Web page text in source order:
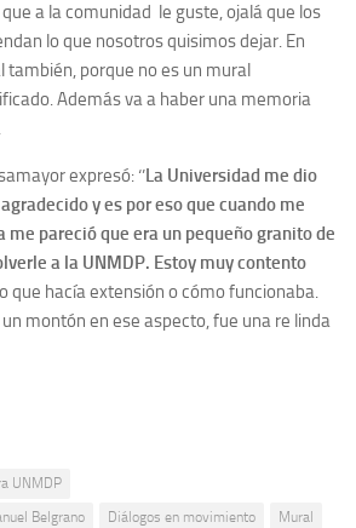
que a la comunidad le guste, ojalá que los
lo que nosotros quisimos dejar. En
porque no es un mural
Además va a haber una memoria
expresó: ‘’La Universidad me dio
y es por eso que cuando me
me pareció que era un pequeño granito de
a la UNMDP. Estoy muy contento
que hacía extensión o cómo funcionaba.
montón en ese aspecto, fue una re linda
UNMDP
Belgrano
Diálogos en movimiento
Mural